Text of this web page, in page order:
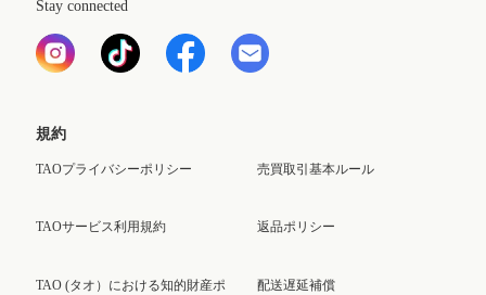
Stay connected
規約
TAOプライバシーポリシー
TAOサービス利用規約
TAO (タオ）における知的財産ポ
売買取引基本ルール
返品ポリシー
配送遅延補償